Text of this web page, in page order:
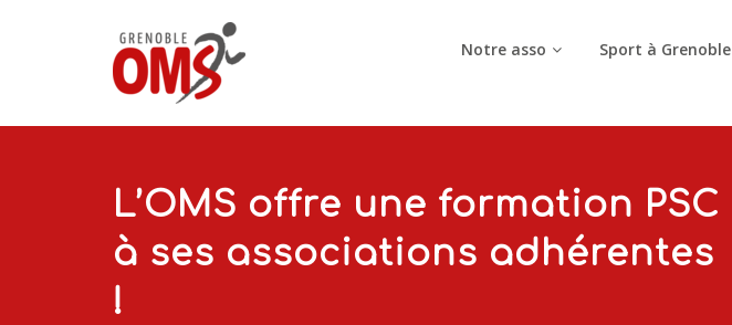
Notre asso Sport à Grenoble
L’OMS offre une formation PSC
à ses associations adhérentes
!